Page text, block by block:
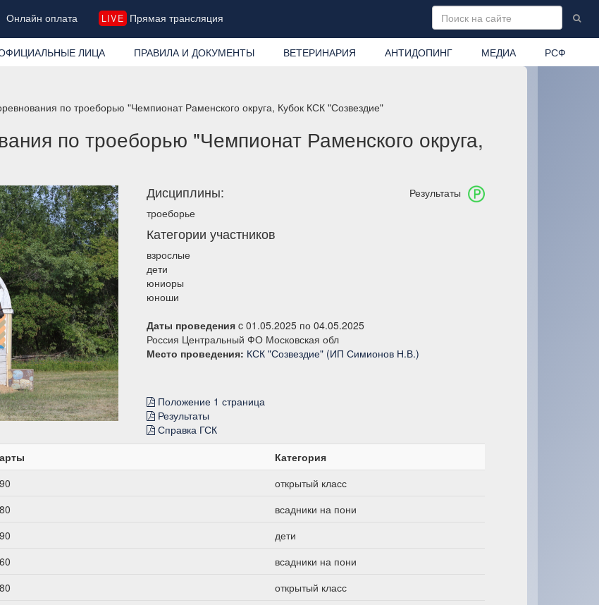
Онлайн оплата LIVE Прямая трансляция
ЛИЦА ПРАВИЛА И ДОКУМЕНТЫ ВЕТЕРИНАРИЯ АНТИДОПИНГ МЕДИА РСФ
по троеборью "Чемпионат Раменского округа, Кубок КСК "Созвездие"
по троеборью "Чемпионат Раменского округа,
Результаты
Дисциплины:
троеборье
Категории участников
взрослые
дети
юниоры
юноши
Даты проведения c 01.05.2025 по 04.05.2025
Россия Центральный ФО Московская обл
Место проведения: КСК "Созвездие" (ИП Симионов Н.В.)
Положение 1 страница
Результаты
Справка ГСК
Категория
открытый класс
всадники на пони
дети
всадники на пони
открытый класс